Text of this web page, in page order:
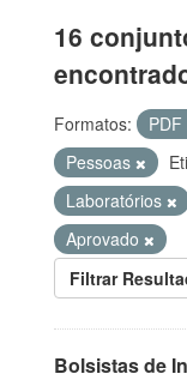
16
Formatos: PDF
Pessoas
Laboratórios
Aprovado
Filtrar
Bolsistas de